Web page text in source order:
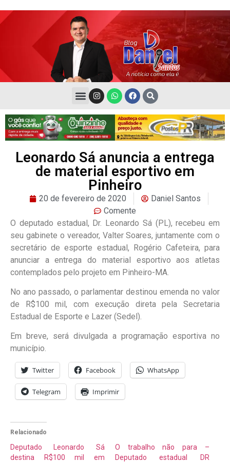
Leonardo Sá anuncia a entrega
de material esportivo em
Pinheiro
20 de fevereiro de 2020
Daniel Santos
Comente
O deputado estadual, Dr. Leonardo Sá (PL), recebeu em
seu gabinete o vereador, Valter Soares, juntamente com o
secretário de esporte estadual, Rogério Cafeteira, para
anunciar a entrega do material esportivo aos atletas
contemplados pelo projeto em Pinheiro-MA.
No ano passado, o parlamentar destinou emenda no valor
de R$100 mil, com execução direta pela Secretaria
Estadual de Esporte e Lazer (Sedel).
Em breve, será divulgada a programação esportiva no
município.
Twitter Facebook WhatsApp
Telegram Imprimir
Relacionado
Deputado Leonardo Sá
destina R$100 mil em
O trabalho não para –
Deputado estadual DR